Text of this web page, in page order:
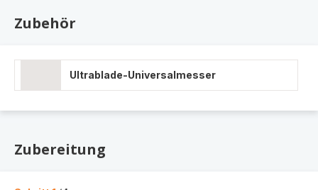
Zubehör
Ultrablade-Universalmesser
Zubereitung